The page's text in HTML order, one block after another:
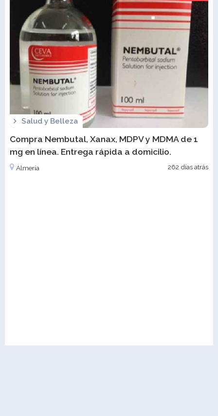
Salud y Belleza
Compra Nembutal, Xanax, MDPV y MDMA de 1
mg en línea. Entrega rápida a domicilio.
Almería 262 días atrás